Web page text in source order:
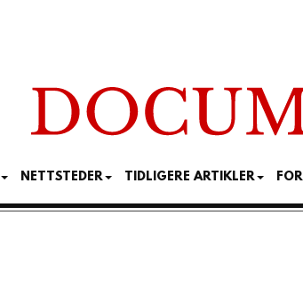
NETTSTEDER TIDLIGERE ARTIKLER